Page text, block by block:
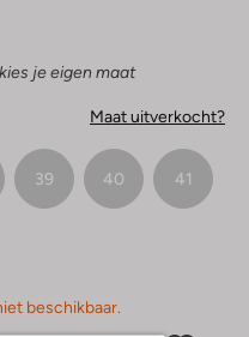
je eigen maat
Maat uitverkocht?
39 40 41
beschikbaar.